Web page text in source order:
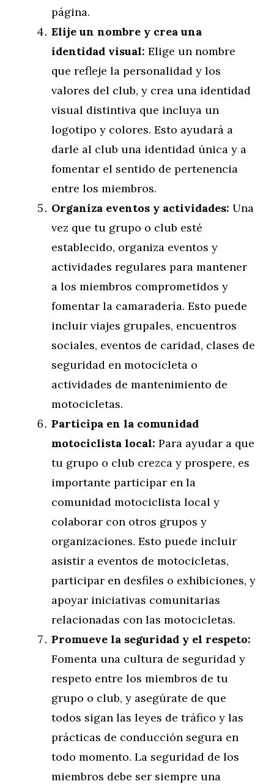
página.
Elije un nombre y crea una
identidad visual: Elige un nombre
que refleje la personalidad y los
valores del club, y crea una identidad
visual distintiva que incluya un
logotipo y colores. Esto ayudará a
darle al club una identidad única y a
fomentar el sentido de pertenencia
entre los miembros.
Organiza eventos y actividades: Una
vez que tu grupo o club esté
establecido, organiza eventos y
actividades regulares para mantener
a los miembros comprometidos y
fomentar la camaradería. Esto puede
incluir viajes grupales, encuentros
sociales, eventos de caridad, clases de
seguridad en motocicleta o
actividades de mantenimiento de
motocicletas.
Participa en la comunidad
motociclista local: Para ayudar a que
tu grupo o club crezca y prospere, es
importante participar en la
comunidad motociclista local y
colaborar con otros grupos y
organizaciones. Esto puede incluir
asistir a eventos de motocicletas,
participar en desfiles o exhibiciones, y
apoyar iniciativas comunitarias
relacionadas con las motocicletas.
Promueve la seguridad y el respeto:
Fomenta una cultura de seguridad y
respeto entre los miembros de tu
grupo o club, y asegúrate de que
todos sigan las leyes de tráfico y las
prácticas de conducción segura en
todo momento. La seguridad de los
miembros debe ser siempre una